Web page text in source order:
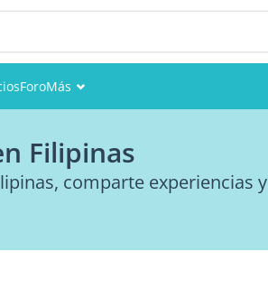
ForoMás
Miembros
Filipinas
comparte experiencias y